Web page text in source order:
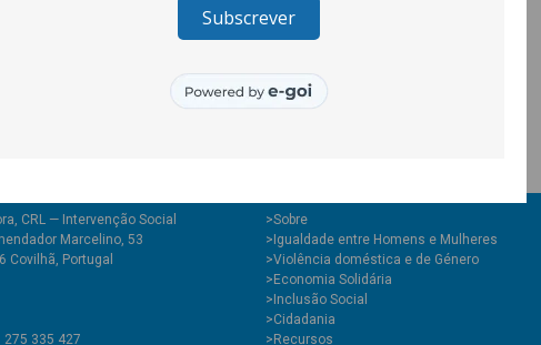
CRL — Intervenção Social
Marcelino, 53
Covilhã, Portugal
335 427
>Sobre
>Igualdade entre Homens e Mulheres
>Violência doméstica e de Género
>Economia Solidária
>Inclusão Social
>Cidadania
>Recursos